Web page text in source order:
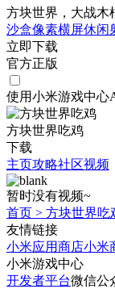
方块世界，大战木
沙盒像素横屏休闲
立即下载
官方正版
使用小米游戏中心
方块世界吃鸡
下载
主页攻略社区视频
暂时没有视频~
首页 > 方块世界吃
友情链接
小米应用商店小米
小米游戏中心
开发者平台微信公